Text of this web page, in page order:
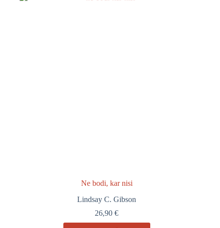
Ne bodi, kar nisi
Lindsay C. Gibson
26,90€